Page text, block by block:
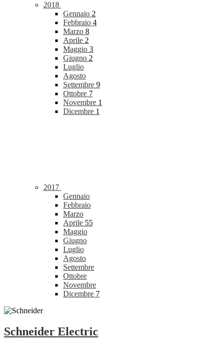
2018
Gennaio 2
Febbraio 4
Marzo 8
Aprile 2
Maggio 3
Giugno 2
Luglio
Agosto
Settembre 9
Ottobre 7
Novembre 1
Dicembre 1
2017
Gennaio
Febbraio
Marzo
Aprile 55
Maggio
Giugno
Luglio
Agosto
Settembre
Ottobre
Novembre
Dicembre 7
Schneider Electric